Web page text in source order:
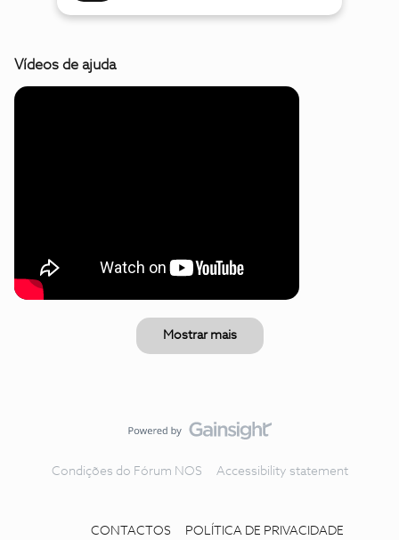
Vídeos de ajuda
Mostrar mais
Condições do Fórum NOS Accessibility statement
CONTACTOS POLÍTICA DE PRIVACIDADE